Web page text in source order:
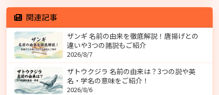
関連記事
ザンギ 名前の由来を徹底解説！唐揚げとの
違いや3つの諸説もご紹介
2026/8/7
ザトウクジラ 名前の由来は？3つの説や英
名・学名の意味をご紹介！
2026/8/6